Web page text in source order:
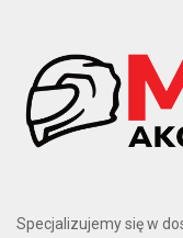
Specjalizujemy się w